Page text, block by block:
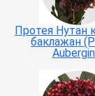
Протея Нутан
баклажан